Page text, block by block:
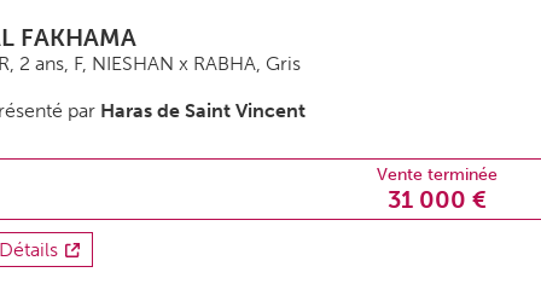
FAKHAMA
2 ans, F, NIESHAN x RABHA, Gris
par Haras de Saint Vincent
Vente terminée
31 000 €
Détails